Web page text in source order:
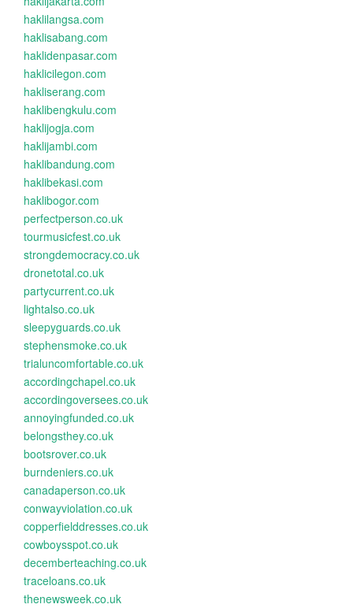
haklilangsa.com
haklisabang.com
haklidenpasar.com
haklicilegon.com
hakliserang.com
haklibengkulu.com
haklijogja.com
haklijambi.com
haklibandung.com
haklibekasi.com
haklibogor.com
perfectperson.co.uk
tourmusicfest.co.uk
strongdemocracy.co.uk
dronetotal.co.uk
partycurrent.co.uk
lightalso.co.uk
sleepyguards.co.uk
stephensmoke.co.uk
trialuncomfortable.co.uk
accordingchapel.co.uk
accordingoversees.co.uk
annoyingfunded.co.uk
belongsthey.co.uk
bootsrover.co.uk
burndeniers.co.uk
canadaperson.co.uk
conwayviolation.co.uk
copperfielddresses.co.uk
cowboysspot.co.uk
decemberteaching.co.uk
traceloans.co.uk
thenewsweek.co.uk